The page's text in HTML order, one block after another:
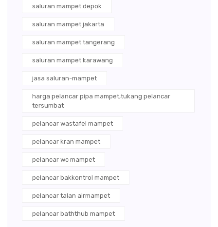
saluran mampet depok
saluran mampet jakarta
saluran mampet tangerang
saluran mampet karawang
jasa saluran-mampet
harga pelancar pipa mampet,tukang pelancar
tersumbat
pelancar wastafel mampet
pelancar kran mampet
pelancar wc mampet
pelancar bakkontrol mampet
pelancar talan airmampet
pelancar baththub mampet